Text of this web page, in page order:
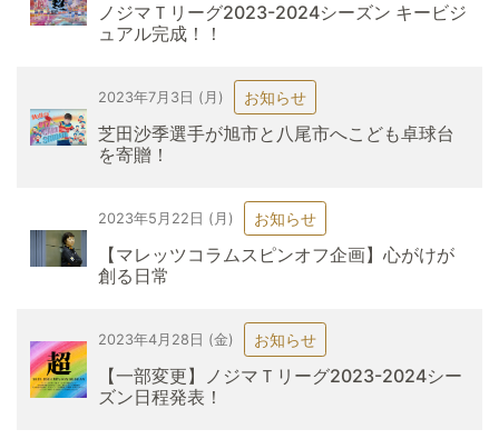
ノジマＴリーグ2023-2024シーズン キービジ
ュアル完成！！
2023年7月3日 (月) お知らせ
芝田沙季選手が旭市と八尾市へこども卓球台
を寄贈！
2023年5月22日 (月) お知らせ
【マレッツコラムスピンオフ企画】心がけが
創る日常
2023年4月28日 (金) お知らせ
【一部変更】ノジマＴリーグ2023-2024シー
ズン日程発表！